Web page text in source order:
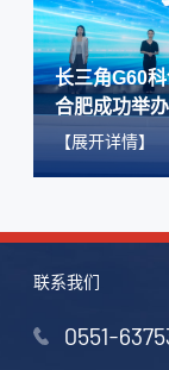
第十届中国创
首届长三角特
长三角G60
合肥成功举
【展开详情】
联系我们
0551-